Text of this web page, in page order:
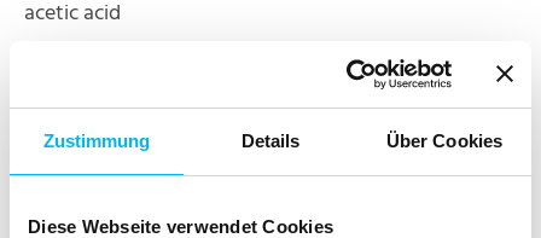
Zustimmung Details Über Cookies
Diese Webseite verwendet Cookies
acetic acid
* Hergestellt mit Bio-Inhaltsstoffen.
Enthält Citral. Kann allergische Reaktionen
hervorrufen.